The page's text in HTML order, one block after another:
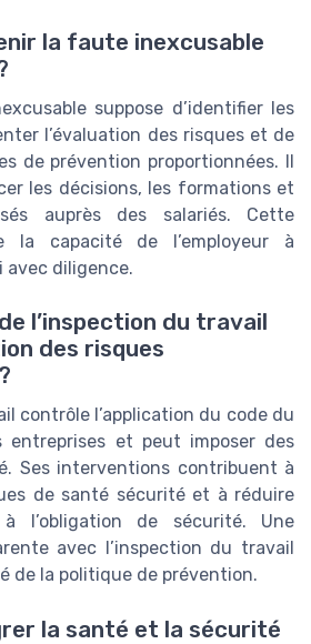
la faute inexcusable
suppose d’identifier les
l’évaluation des risques et de
de prévention proportionnées. Il
les décisions, les formations et
auprès des salariés. Cette
la capacité de l’employeur à
avec diligence.
l’inspection du travail
des risques
contrôle l’application du code du
entreprises et peut imposer des
Ses interventions contribuent à
de santé sécurité et à réduire
à l’obligation de sécurité. Une
avec l’inspection du travail
de la politique de prévention.
la santé et la sécurité